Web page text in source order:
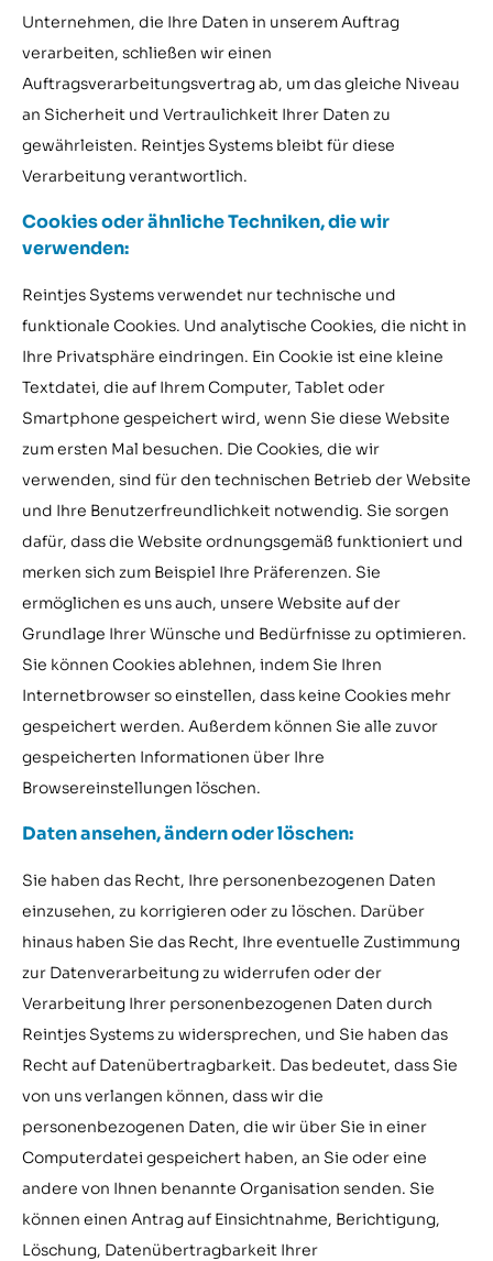
Unternehmen, die Ihre Daten in unserem Auftrag
verarbeiten, schließen wir einen
Auftragsverarbeitungsvertrag ab, um das gleiche Niveau
an Sicherheit und Vertraulichkeit Ihrer Daten zu
gewährleisten. Reintjes Systems bleibt für diese
Verarbeitung verantwortlich.
Cookies oder ähnliche Techniken, die wir
verwenden:
Reintjes Systems verwendet nur technische und
funktionale Cookies. Und analytische Cookies, die nicht in
Ihre Privatsphäre eindringen. Ein Cookie ist eine kleine
Textdatei, die auf Ihrem Computer, Tablet oder
Smartphone gespeichert wird, wenn Sie diese Website
zum ersten Mal besuchen. Die Cookies, die wir
verwenden, sind für den technischen Betrieb der Website
und Ihre Benutzerfreundlichkeit notwendig. Sie sorgen
dafür, dass die Website ordnungsgemäß funktioniert und
merken sich zum Beispiel Ihre Präferenzen. Sie
ermöglichen es uns auch, unsere Website auf der
Grundlage Ihrer Wünsche und Bedürfnisse zu optimieren.
Sie können Cookies ablehnen, indem Sie Ihren
Internetbrowser so einstellen, dass keine Cookies mehr
gespeichert werden. Außerdem können Sie alle zuvor
gespeicherten Informationen über Ihre
Browsereinstellungen löschen.
Daten ansehen, ändern oder löschen:
Sie haben das Recht, Ihre personenbezogenen Daten
einzusehen, zu korrigieren oder zu löschen. Darüber
hinaus haben Sie das Recht, Ihre eventuelle Zustimmung
zur Datenverarbeitung zu widerrufen oder der
Verarbeitung Ihrer personenbezogenen Daten durch
Reintjes Systems zu widersprechen, und Sie haben das
Recht auf Datenübertragbarkeit. Das bedeutet, dass Sie
von uns verlangen können, dass wir die
personenbezogenen Daten, die wir über Sie in einer
Computerdatei gespeichert haben, an Sie oder eine
andere von Ihnen benannte Organisation senden. Sie
können einen Antrag auf Einsichtnahme, Berichtigung,
Löschung, Datenübertragbarkeit Ihrer